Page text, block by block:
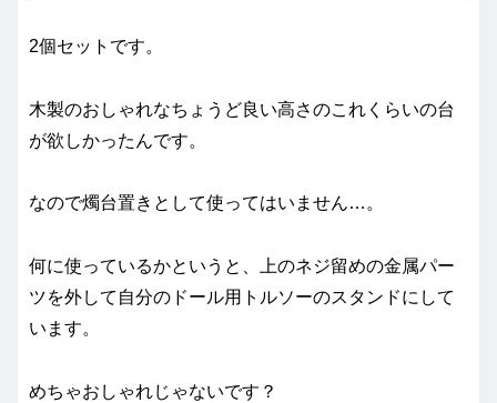
2個セットです。
木製のおしゃれなちょうど良い高さのこれくらいの台
が欲しかったんです。
なので燭台置きとして使ってはいません…。
何に使っているかというと、上のネジ留めの金属パー
ツを外して自分のドール用トルソーのスタンドにして
います。
めちゃおしゃれじゃないです？